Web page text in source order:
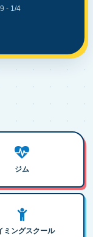
- 1/4
ジム
ミングスクール